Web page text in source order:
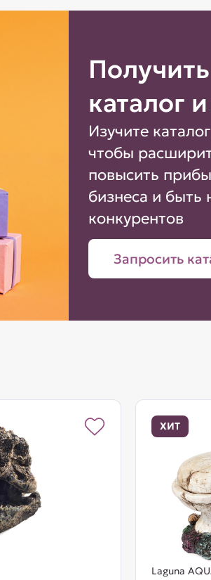
каталог
Изучите
чтобы
повысить
бизнеса и быть
конкурентов
Запросить
ХИТ
Laguna